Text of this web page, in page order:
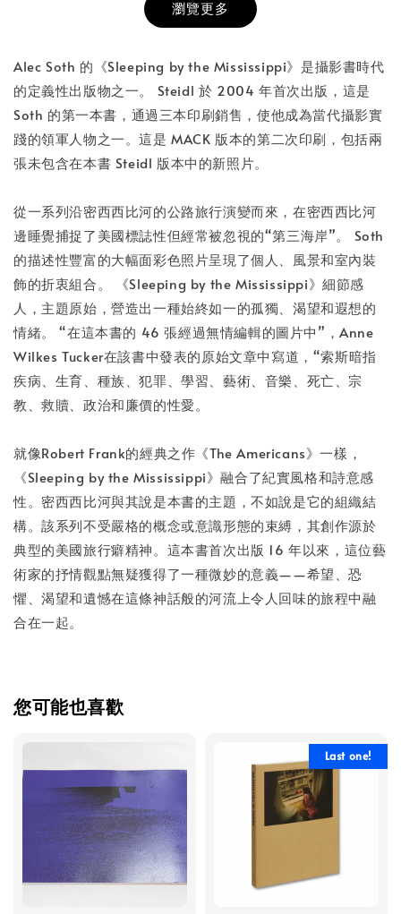
NT$ 50
NT$ 100
- +
加入購物車
瀏覽更多
Alec Soth 的《Sleeping by the Mississippi》是攝影書時代
的定義性出版物之一。 Steidl 於 2004 年首次出版，這是
Soth 的第一本書，通過三本印刷銷售，使他成為當代攝影實
踐的領軍人物之一。這是 MACK 版本的第二次印刷，包括兩
張未包含在本書 Steidl 版本中的新照片。
從一系列沿密西西比河的公路旅行演變而來，在密西西比河
邊睡覺捕捉了美國標誌性但經常被忽視的“第三海岸”。 Soth
的描述性豐富的大幅面彩色照片呈現了個人、風景和室內裝
飾的折衷組合。 《Sleeping by the Mississippi》細節感
人，主題原始，營造出一種始終如一的孤獨、渴望和遐想的
情緒。 “在這本書的 46 張經過無情編輯的圖片中”，Anne
Wilkes Tucker在該書中發表的原始文章中寫道，“索斯暗指
疾病、生育、種族、犯罪、學習、藝術、音樂、死亡、宗
教、救贖、政治和廉價的性愛。
就像Robert Frank的經典之作《The Americans》一樣，
《Sleeping by the Mississippi》融合了紀實風格和詩意感
性。密西西比河與其說是本書的主題，不如說是它的組織結
構。該系列不受嚴格的概念或意識形態的束縛，其創作源於
典型的美國旅行癖精神。這本書首次出版 16 年以來，這位藝
術家的抒情觀點無疑獲得了一種微妙的意義——希望、恐
懼、渴望和遺憾在這條神話般的河流上令人回味的旅程中融
合在一起。
您可能也喜歡
Last one!